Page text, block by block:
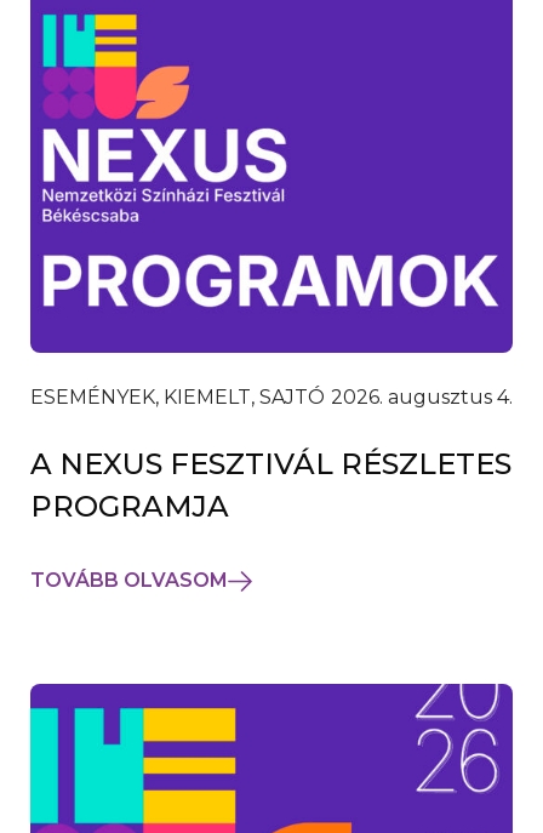
ESEMÉNYEK, KIEMELT, SAJTÓ 2026. augusztus 4.
A NEXUS FESZTIVÁL RÉSZLETES
PROGRAMJA
TOVÁBB OLVASOM